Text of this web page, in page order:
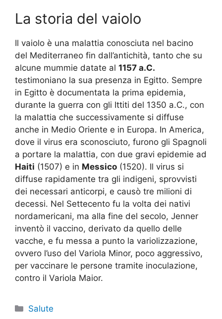
La storia del vaiolo
Il vaiolo è una malattia conosciuta nel bacino
del Mediterraneo fin dall’antichità, tanto che su
alcune mummie datate al 1157 a.C.
testimoniano la sua presenza in Egitto. Sempre
in Egitto è documentata la prima epidemia,
durante la guerra con gli Ittiti del 1350 a.C., con
la malattia che successivamente si diffuse
anche in Medio Oriente e in Europa. In America,
dove il virus era sconosciuto, furono gli Spagnoli
a portare la malattia, con due gravi epidemie ad
Haiti (1507) e in Messico (1520). Il virus si
diffuse rapidamente tra gli indigeni, sprovvisti
dei necessari anticorpi, e causò tre milioni di
decessi. Nel Settecento fu la volta dei nativi
nordamericani, ma alla fine del secolo, Jenner
inventò il vaccino, derivato da quello delle
vacche, e fu messa a punto la variolizzazione,
ovvero l’uso del Variola Minor, poco aggressivo,
per vaccinare le persone tramite inoculazione,
contro il Variola Maior.
Categorie
Salute